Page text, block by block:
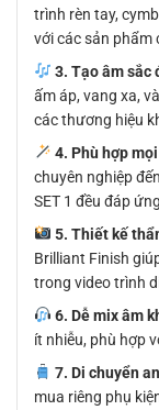
trình rèn tay,
với các sản phẩm
3. Tạo âm sắc
ấm áp, vang xa,
các thương hiệu
4. Phù hợp
chuyên nghiệp
SET 1 đều đáp
5. Thiết kế
Brilliant Finish
trong video trình
6. Dễ mix âm
ít nhiễu, phù hợp
7. Di chuyển
mua riêng phụ